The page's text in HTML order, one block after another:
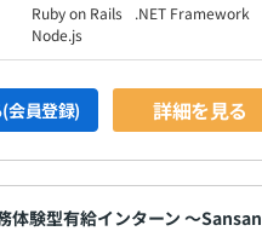
Ruby on Rails .NET Framework
Node.js
会員登録) 詳細を見る
体験型有給インターン 〜Sansan